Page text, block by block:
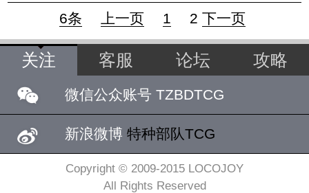
6条 上一页 1 2 下一页
关注 客服 论坛 攻略
微信公众账号 TZBDTCG
新浪微博 特种部队TCG
Copyright © 2009-2015 LOCOJOY
All Rights Reserved